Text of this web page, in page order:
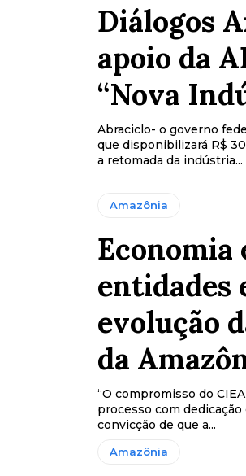
Diálogos
apoio da
“Nova
Abraciclo- o governo
que disponibilizará R$
a retomada da indústria...
Amazônia
Economia
entidades
evolução
da
“O compromisso do
processo com
convicção de que a...
Amazônia